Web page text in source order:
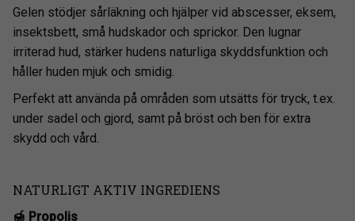
Gelen stödjer sårläkning och hjälper vid abscesser, eksem,
insektsbett, små hudskador och sprickor. Den lugnar
irriterad hud, stärker hudens naturliga skyddsfunktion och
håller huden mjuk och smidig.
Perfekt att använda på områden som utsätts för tryck, t.ex.
under sadel och gjord, samt på bröst och ben för extra
skydd och vård.
NATURLIGT AKTIV INGREDIENS
🍯 Propolis